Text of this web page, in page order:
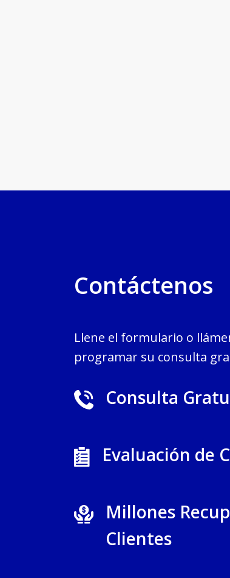
Contáctenos
Llene el formulario o
programar su consulta
Consulta
Evaluación de
Millones
Clientes